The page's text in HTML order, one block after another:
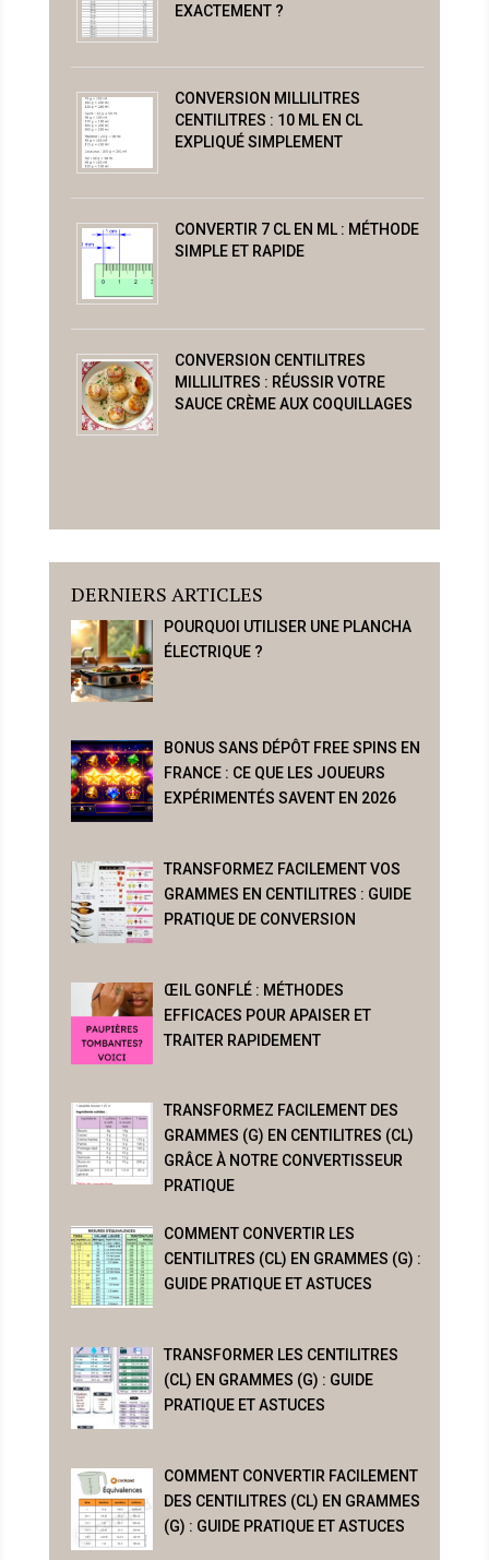
EXACTEMENT ?
CONVERSION MILLILITRES
CENTILITRES : 10 ML EN CL
EXPLIQUÉ SIMPLEMENT
CONVERTIR 7 CL EN ML : MÉTHODE
SIMPLE ET RAPIDE
CONVERSION CENTILITRES
MILLILITRES : RÉUSSIR VOTRE
SAUCE CRÈME AUX COQUILLAGES
DERNIERS ARTICLES
POURQUOI UTILISER UNE PLANCHA
ÉLECTRIQUE ?
BONUS SANS DÉPÔT FREE SPINS EN
FRANCE : CE QUE LES JOUEURS
EXPÉRIMENTÉS SAVENT EN 2026
TRANSFORMEZ FACILEMENT VOS
GRAMMES EN CENTILITRES : GUIDE
PRATIQUE DE CONVERSION
ŒIL GONFLÉ : MÉTHODES
EFFICACES POUR APAISER ET
TRAITER RAPIDEMENT
TRANSFORMEZ FACILEMENT DES
GRAMMES (G) EN CENTILITRES (CL)
GRÂCE À NOTRE CONVERTISSEUR
PRATIQUE
COMMENT CONVERTIR LES
CENTILITRES (CL) EN GRAMMES (G) :
GUIDE PRATIQUE ET ASTUCES
TRANSFORMER LES CENTILITRES
(CL) EN GRAMMES (G) : GUIDE
PRATIQUE ET ASTUCES
COMMENT CONVERTIR FACILEMENT
DES CENTILITRES (CL) EN GRAMMES
(G) : GUIDE PRATIQUE ET ASTUCES